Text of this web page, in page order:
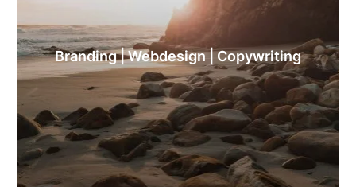
Branding | Webdesign | Copywriting